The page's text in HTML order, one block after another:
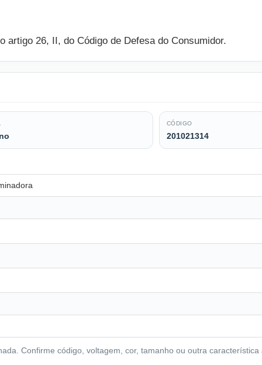
26, II, do Código de Defesa do Consumidor.
CÓDIGO
201021314
Confirme código, voltagem, cor, tamanho ou outra característica